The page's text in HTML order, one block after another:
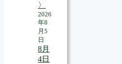
〉
2026
年8
月5
日
8月
4日